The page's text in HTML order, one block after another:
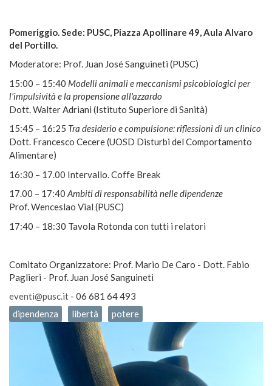
Pomeriggio. Sede: PUSC, Piazza Apollinare 49, Aula Alvaro
del Portillo.
Moderatore: Prof. Juan José Sanguineti (PUSC)
15:00 – 15:40 Modelli animali e meccanismi psicobiologici per
l'impulsività e la propensione all'azzardo
Dott. Walter Adriani (Istituto Superiore di Sanità)
15:45 – 16:25 Tra desiderio e compulsione: riflessioni di un clinico
Dott. Francesco Cecere (UOSD Disturbi del Comportamento
Alimentare)
16:30 – 17.00 Intervallo. Coffe Break
17.00 – 17:40 Ambiti di responsabilità nelle dipendenze
Prof. Wenceslao Vial (PUSC)
17:40 – 18:30 Tavola Rotonda con tutti i relatori
Comitato Organizzatore: Prof. Mario De Caro - Dott. Fabio
Paglieri - Prof. Juan José Sanguineti
eventi@pusc.it - 06 681 64 493
dipendenza
libertà potere